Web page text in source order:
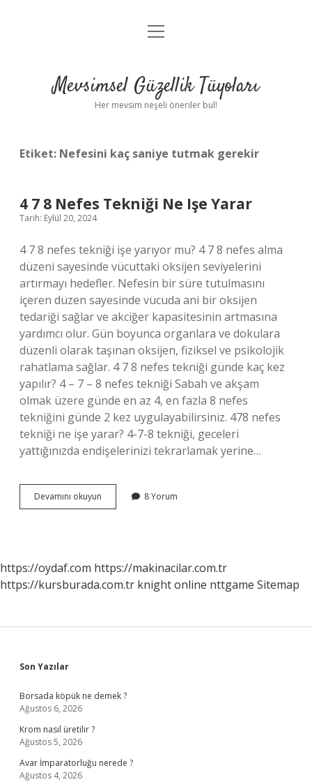
Anasayfa
Yasal Uyarı
menüyü
Mevsimsel Güzellik Tüyoları
Her mevsim neşeli öneriler bul!
Etiket: Nefesini kaç saniye tutmak gerekir
4 7 8 Nefes Tekniği Ne Işe Yarar
Tarih: Eylül 20, 2024
4 7 8 nefes tekniği işe yarıyor mu? 4 7 8 nefes alma
düzeni sayesinde vücuttaki oksijen seviyelerini
artırmayı hedefler. Nefesin bir süre tutulmasını
içeren düzen sayesinde vücuda ani bir oksijen
tedariği sağlar ve akciğer kapasitesinin artmasına
yardımcı olur. Gün boyunca organlara ve dokulara
düzenli olarak taşınan oksijen, fiziksel ve psikolojik
rahatlama sağlar. 4 7 8 nefes tekniği günde kaç kez
yapılır? 4 – 7 – 8 nefes tekniği Sabah ve akşam
olmak üzere günde en az 4, en fazla 8 nefes
tekniğini günde 2 kez uygulayabilirsiniz. 478 nefes
tekniği ne işe yarar? 4-7-8 tekniği, geceleri
yattığınızda endişelerinizi tekrarlamak yerine…
Devamını okuyun
7
Işe
Yarar
8 Yorum
https://oydaf.com https://makinacilar.com.tr
https://kursburada.com.tr knight online nttgame Sitemap
Sidebar
Son Yazılar
Borsada köpük ne demek ?
Ağustos 6, 2026
Krom nasıl üretilir ?
Ağustos 5, 2026
Avar İmparatorluğu nerede ?
Ağustos 4, 2026